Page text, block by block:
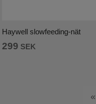
Haywell slowfeeding-nät
299 SEK
«